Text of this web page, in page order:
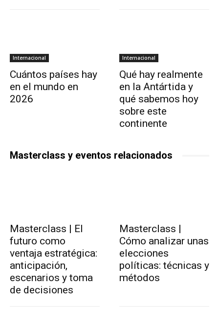
Internacional
Cuántos países hay
en el mundo en
2026
Internacional
Qué hay realmente
en la Antártida y
qué sabemos hoy
sobre este
continente
Masterclass y eventos relacionados
Masterclass | El
futuro como
ventaja estratégica:
anticipación,
escenarios y toma
de decisiones
Masterclass |
Cómo analizar unas
elecciones
políticas: técnicas y
métodos